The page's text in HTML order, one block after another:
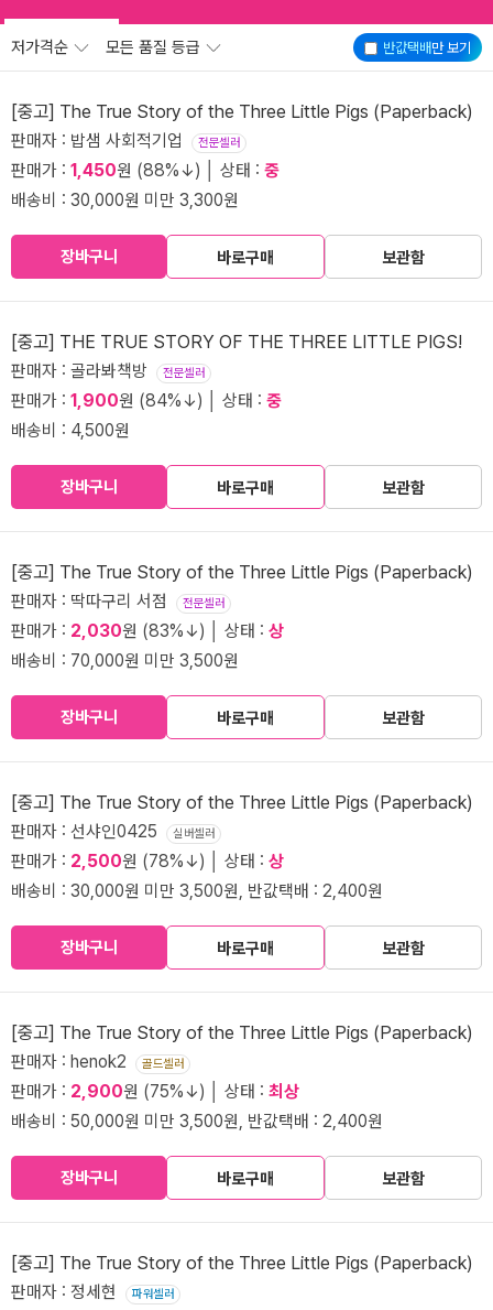
반값택배만 보기
저가격순 모든 품질 등급
[중고] The True Story of the Three Little Pigs (Paperback)
판매자 : 밥샘 사회적기업 전문셀러
판매가 : 1,450원 (88%↓) │ 상태 : 중
배송비 : 30,000원 미만 3,300원
장바구니 바로구매 보관함
[중고] THE TRUE STORY OF THE THREE LITTLE PIGS!
판매자 : 골라봐책방 전문셀러
판매가 : 1,900원 (84%↓) │ 상태 : 중
배송비 : 4,500원
장바구니 바로구매 보관함
[중고] The True Story of the Three Little Pigs (Paperback)
판매자 : 딱따구리 서점 전문셀러
판매가 : 2,030원 (83%↓) │ 상태 : 상
배송비 : 70,000원 미만 3,500원
장바구니 바로구매 보관함
[중고] The True Story of the Three Little Pigs (Paperback)
판매자 : 선샤인0425 실버셀러
판매가 : 2,500원 (78%↓) │ 상태 : 상
배송비 : 30,000원 미만 3,500원, 반값택배 : 2,400원
장바구니 바로구매 보관함
[중고] The True Story of the Three Little Pigs (Paperback)
판매자 : henok2 골드셀러
판매가 : 2,900원 (75%↓) │ 상태 : 최상
배송비 : 50,000원 미만 3,500원, 반값택배 : 2,400원
장바구니 바로구매 보관함
[중고] The True Story of the Three Little Pigs (Paperback)
판매자 : 정세현 파워셀러